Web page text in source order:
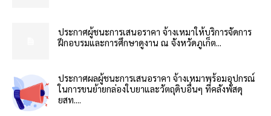
ประกาศผู้ชนะการเสนอราคา จ้างเหมาให้บริการจัดการ
ฝึกอบรมและการศึกษาดูงาน ณ จังหวัดภูเก็ต...
ประกาศผลผู้ชนะการเสนอราคา จ้างเหมาพร้อมอุปกรณ์
ในการขนย้ายกล่องใบยาและวัตถุดิบอื่นๆ ที่คลังพัสดุ
ยสท....